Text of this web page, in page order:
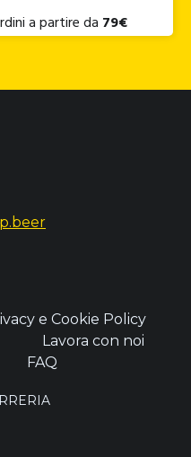
a partire da 79€
e Cookie Policy
Lavora con noi
FAQ